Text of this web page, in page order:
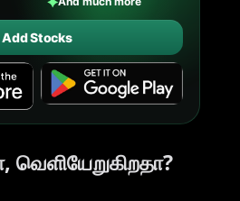
Add Stocks
வெளியேறுகிறதா?